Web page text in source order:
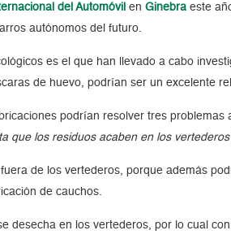
del Automóvil enGinebra este
autónomos del futuro.
es el que han llevado a cabo
de huevo, podrían ser un excelente
podrían resolver tres problemas
que los residuos acaben en los
de los vertederos, porque además
de cauchos.
desecha en los vertederos, por lo cual